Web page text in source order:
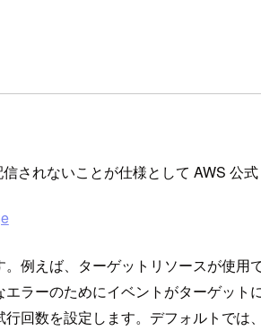
れないことが仕様として AWS 公式
例えば、ターゲットリソースが使
ラーのためにイベントがターゲッ
回数を設定します。デフォルトでは